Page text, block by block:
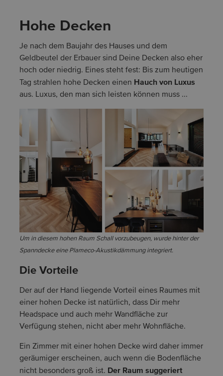
Hohe Decken
Je nach dem Baujahr des Hauses und dem
Geldbeutel der Erbauer sind Deine Decken also eher
hoch oder niedrig. Eines steht fest: Bis zum heutigen
Tag strahlen hohe Decken einen Hauch von Luxus
aus. Luxus, den man sich leisten können muss ...
Um in diesem hohen Raum Schall vorzubeugen, wurde hinter der
Spanndecke eine Plameco-Akustikdämmung integriert.
Die Vorteile
Der auf der Hand liegende Vorteil eines Raumes mit
einer hohen Decke ist natürlich, dass Dir mehr
Headspace und auch mehr Wandfläche zur
Verfügung stehen, nicht aber mehr Wohnfläche.
Ein Zimmer mit einer hohen Decke wird daher immer
geräumiger erscheinen, auch wenn die Bodenfläche
nicht besonders groß ist. Der Raum suggeriert